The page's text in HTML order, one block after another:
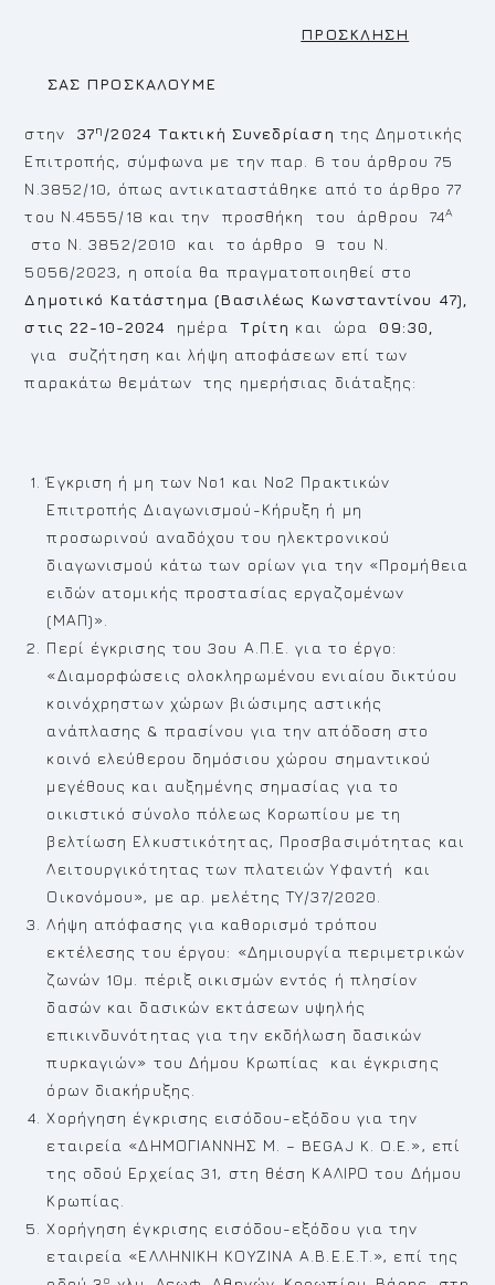
ΠΡΟΣΚΛΗΣΗ
ΣΑΣ ΠΡΟΣΚΑΛΟΥΜΕ
στην 37η /2024 Τακτική Συνεδρίαση της Δημοτικής
Επιτροπής, σύμφωνα με την παρ. 6 του άρθρου 75
Ν.3852/10, όπως αντικαταστάθηκε από το άρθρο 77
του Ν.4555/18 και την προσθήκη του άρθρου 74Α
στο Ν. 3852/2010 και το άρθρο 9 του Ν.
5056/2023, η οποία θα πραγματοποιηθεί στο
Δημοτικό Κατάστημα (Βασιλέως Κωνσταντίνου 47),
στις 22-10-2024 ημέρα Τρίτη και ώρα
09:30,
για συζήτηση και λήψη αποφάσεων επί των
παρακάτω θεμάτων της ημερήσιας διάταξης:
Έγκριση ή μη των Νο1 και Νο2 Πρακτικών
Επιτροπής Διαγωνισμού-Κήρυξη ή μη
προσωρινού αναδόχου του ηλεκτρονικού
διαγωνισμού κάτω των ορίων για την «Προμήθεια
ειδών ατομικής προστασίας εργαζομένων
(ΜΑΠ)».
Περί έγκρισης του 3ου Α.Π.Ε. για το έργο:
«Διαμορφώσεις ολοκληρωμένου ενιαίου δικτύου
κοινόχρηστων χώρων βιώσιμης αστικής
ανάπλασης & πρασίνου για την απόδοση στο
κοινό ελεύθερου δημόσιου χώρου σημαντικού
μεγέθους και αυξημένης σημασίας για το
οικιστικό σύνολο πόλεως Κορωπίου με τη
βελτίωση Ελκυστικότητας, Προσβασιμότητας και
Λειτουργικότητας των πλατειών Υφαντή και
Οικονόμου», με αρ. μελέτης ΤΥ/37/2020.
Λήψη απόφασης για καθορισμό τρόπου
εκτέλεσης του έργου: «Δημιουργία περιμετρικών
ζωνών 10μ. πέριξ οικισμών εντός ή πλησίον
δασών και δασικών εκτάσεων υψηλής
επικινδυνότητας για την εκδήλωση δασικών
πυρκαγιών» του Δήμου Κρωπίας και έγκρισης
όρων διακήρυξης.
Χορήγηση έγκρισης εισόδου-εξόδου για την
εταιρεία «ΔΗΜΟΓΙΑΝΝΗΣ Μ. – BEGAJ K. O.E.», επί
της οδού Ερχείας 31, στη θέση ΚΑΛΙΡΟ του Δήμου
Κρωπίας.
Χορήγηση έγκρισης εισόδου-εξόδου για την
εταιρεία «ΕΛΛΗΝΙΚΗ ΚΟΥΖΙΝΑ Α.Β.Ε.Ε.Τ.», επί της
ο